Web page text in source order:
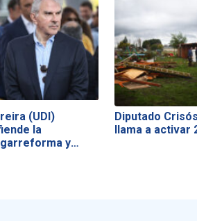
(UDI)
la
y
Diputado
llama a activar